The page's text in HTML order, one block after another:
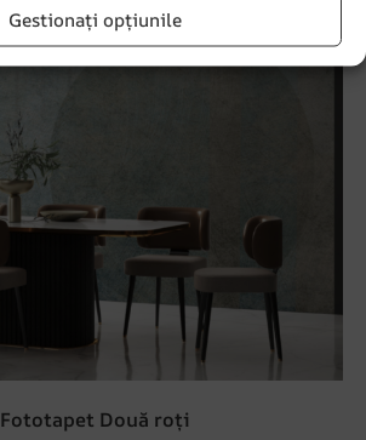
Gestionați opțiunile
Fototapet Două roți